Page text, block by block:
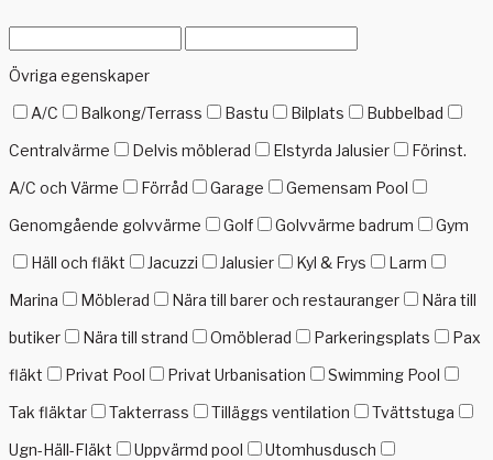
Övriga egenskaper
A/C
Balkong/Terrass Bastu Bilplats
Bubbelbad
Centralvärme
Delvis möblerad Elstyrda Jalusier
Förinst.
A/C och Värme
Förråd Garage
Gemensam Pool
Genomgående golvvärme
Golf Golvvärme badrum
Gym
Häll och fläkt
Jacuzzi Jalusier Kyl & Frys
Larm
Marina
Möblerad Nära till barer och restauranger
Nära till
butiker
Nära till strand Omöblerad Parkeringsplats
Pax
fläkt
Privat Pool Privat Urbanisation
Swimming Pool
Tak fläktar
Takterrass Tilläggs ventilation
Tvättstuga
Ugn-Häll-Fläkt
Uppvärmd pool
Utomhusdusch